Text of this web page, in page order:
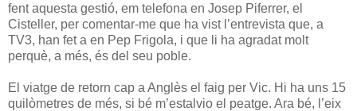
fent aquesta gestió, em telefona en Josep Piferrer, el
Cisteller, per comentar-me que ha vist l’entrevista que, a
TV3, han fet a en Pep Frigola, i que li ha agradat molt
perquè, a més, és del seu poble.
El viatge de retorn cap a Anglès el faig per Vic. Hi ha uns 15
quilòmetres de més, si bé m’estalvio el peatge. Ara bé, l’eix